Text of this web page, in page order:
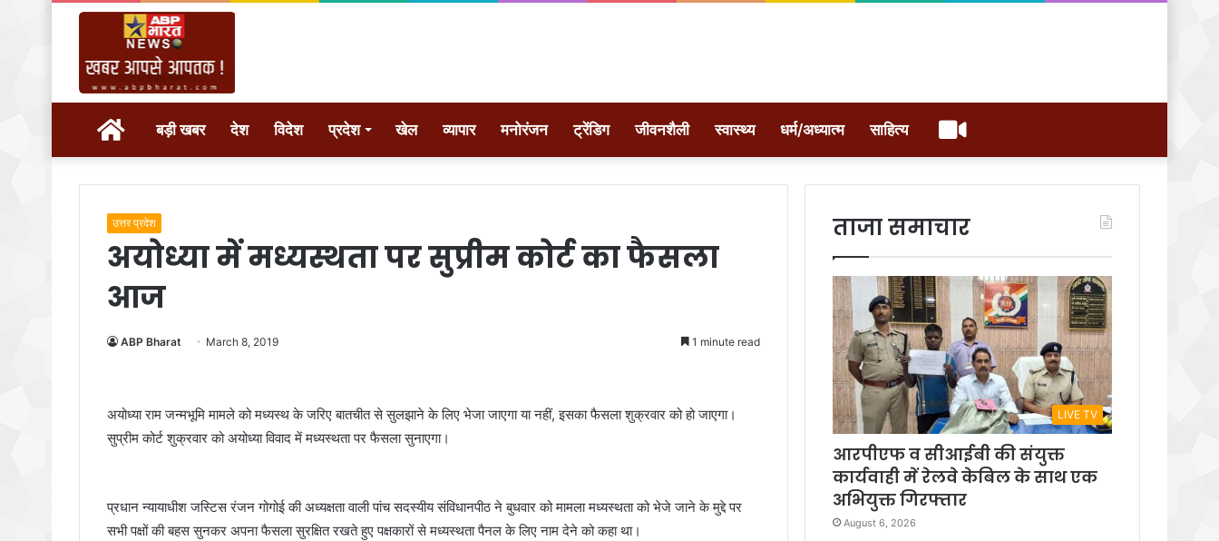
होम बड़ी खबर देश विदेश प्रदेश खेल व्यापार मनोरंजन ट्रेंडिग जीवनशैली स्वास्थ्य धर्म/अध्यात्म साहित्य वीडियो
उत्तर प्रदेश
अयोध्या में मध्यस्थता पर सुप्रीम कोर्ट का फैसला
आज
ABP Bharat March 8, 2019 1 minute read
अयोध्या राम जन्मभूमि मामले को मध्यस्थ के जरिए बातचीत से सुलझाने के लिए भेजा जाएगा या नहीं, इसका फैसला शुक्रवार को हो जाएगा।
सुप्रीम कोर्ट शुक्रवार को अयोध्या विवाद में मध्यस्थता पर फैसला सुनाएगा।
प्रधान न्यायाधीश जस्टिस रंजन गोगोई की अध्यक्षता वाली पांच सदस्यीय संविधानपीठ ने बुधवार को मामला मध्यस्थता को भेजे जाने के मुद्दे पर
सभी पक्षों की बहस सुनकर अपना फैसला सुरक्षित रखते हुए पक्षकारों से मध्यस्थता पैनल के लिए नाम देने को कहा था।
ताजा समाचार
LIVE TV
आरपीएफ व सीआईबी की संयुक्त
कार्यवाही में रेलवे केबिल के साथ एक
अभियुक्त गिरफ्तार
August 6, 2026